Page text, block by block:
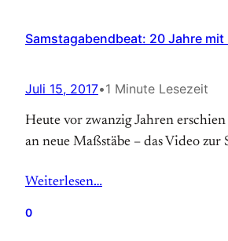
Samstagabendbeat: 20 Jahre
Juli 15, 2017•1 Minute Lesezeit
Heute vor zwanzig Jahren
an neue Maßstäbe – das Video
Weiterlesen…
0